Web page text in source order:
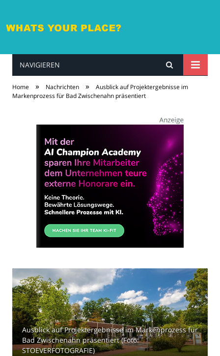
whatsyourplace.de
NAVIGIEREN
Home » Nachrichten »
Ausblick auf Projektergebnisse im
Markenprozess für Bad Zwischenahn präsentiert
Ausblick auf Projektergebnisse im Markenprozess für
Bad Zwischenahn präsentiert (Foto:
STOEVERFOTOGRAFIE)